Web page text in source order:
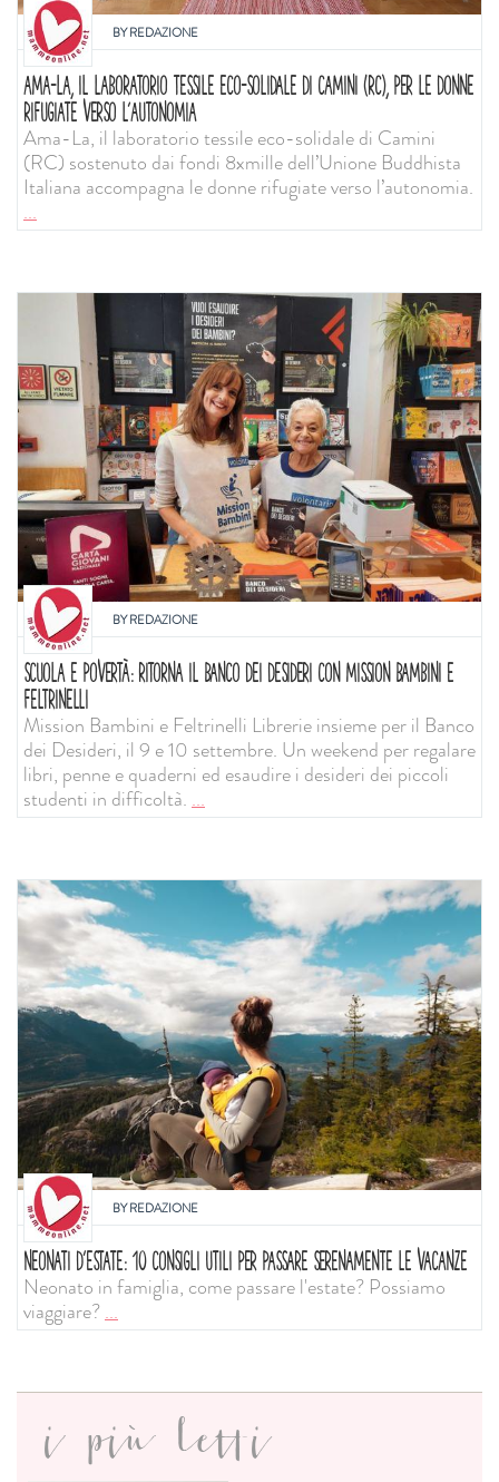
BYREDAZIONE
AMA-LA, IL LABORATORIO TESSILE ECO-SOLIDALE DI CAMINI (RC), PER LE DONNE
RIFUGIATE VERSO L’AUTONOMIA
Ama-La, il laboratorio tessile eco-solidale di Camini
(RC) sostenuto dai fondi 8xmille dell’Unione Buddhista
Italiana accompagna le donne rifugiate verso l’autonomia.
...
BYREDAZIONE
SCUOLA E POVERTÀ: RITORNA IL BANCO DEI DESIDERI CON MISSION BAMBINI E
FELTRINELLI
Mission Bambini e Feltrinelli Librerie insieme per il Banco
dei Desideri, il 9 e 10 settembre. Un weekend per regalare
libri, penne e quaderni ed esaudire i desideri dei piccoli
studenti in difficoltà....
BYREDAZIONE
NEONATI D'ESTATE: 10 CONSIGLI UTILI PER PASSARE SERENAMENTE LE VACANZE
Neonato in famiglia, come passare l'estate? Possiamo
viaggiare?...
i più letti